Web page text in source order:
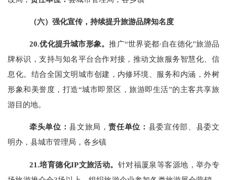
（六）强化宣传，持续提升旅游品牌知名度
20.优化提升城市形象。推广“世界瓷都·自在德化”旅游品
牌标识，支持与知名平台合作对接，推动文旅服务智慧化、信
息化。结合全国文明城市创建，内修环境、服务和内涵，外树
形象和美誉度，打造“城市即景区，旅游即生活”的主客共享旅
游目的地。
牵头单位：县文旅局，责任单位： 县委宣传部、县委文
明办，县城市管理局，各乡镇
21.培育德化IP文旅活动。 针对福厦泉等客源地，举办专